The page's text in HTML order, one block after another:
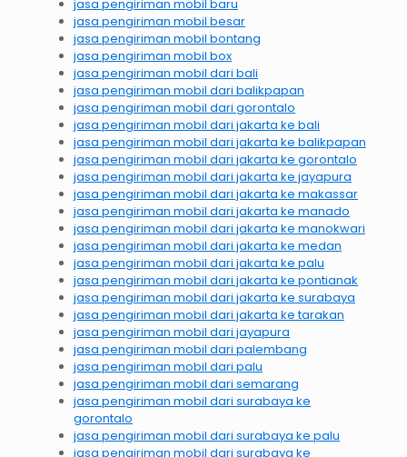
jasa pengiriman mobil baru
jasa pengiriman mobil besar
jasa pengiriman mobil bontang
jasa pengiriman mobil box
jasa pengiriman mobil dari bali
jasa pengiriman mobil dari balikpapan
jasa pengiriman mobil dari gorontalo
jasa pengiriman mobil dari jakarta ke bali
jasa pengiriman mobil dari jakarta ke balikpapan
jasa pengiriman mobil dari jakarta ke gorontalo
jasa pengiriman mobil dari jakarta ke jayapura
jasa pengiriman mobil dari jakarta ke makassar
jasa pengiriman mobil dari jakarta ke manado
jasa pengiriman mobil dari jakarta ke manokwari
jasa pengiriman mobil dari jakarta ke medan
jasa pengiriman mobil dari jakarta ke palu
jasa pengiriman mobil dari jakarta ke pontianak
jasa pengiriman mobil dari jakarta ke surabaya
jasa pengiriman mobil dari jakarta ke tarakan
jasa pengiriman mobil dari jayapura
jasa pengiriman mobil dari palembang
jasa pengiriman mobil dari palu
jasa pengiriman mobil dari semarang
jasa pengiriman mobil dari surabaya ke
gorontalo
jasa pengiriman mobil dari surabaya ke palu
jasa pengiriman mobil dari surabaya ke